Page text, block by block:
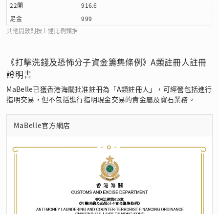
22開
916.6
足金
999
其他開數則按上述比例類推
《打擊洗錢及恐怖分子資金籌集條例》A類註冊人註冊
證明書
MaBelle已獲香港海關批准註冊為「A類註冊人」，可經營包括進行
指明交易，但不包括進行指明現金交易的貴金屬及寶石業務。